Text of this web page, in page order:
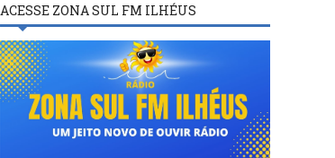
ACESSE ZONA SUL FM ILHÉUS